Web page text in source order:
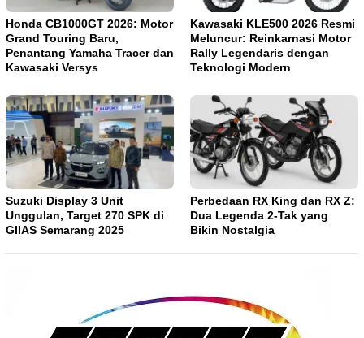
Honda CB1000GT 2026: Motor
Grand Touring Baru,
Penantang Yamaha Tracer dan
Kawasaki Versys
Kawasaki KLE500 2026 Resmi
Meluncur: Reinkarnasi Motor
Rally Legendaris dengan
Teknologi Modern
Suzuki Display 3 Unit
Unggulan, Target 270 SPK di
GIIAS Semarang 2025
Perbedaan RX King dan RX Z:
Dua Legenda 2-Tak yang
Bikin Nostalgia